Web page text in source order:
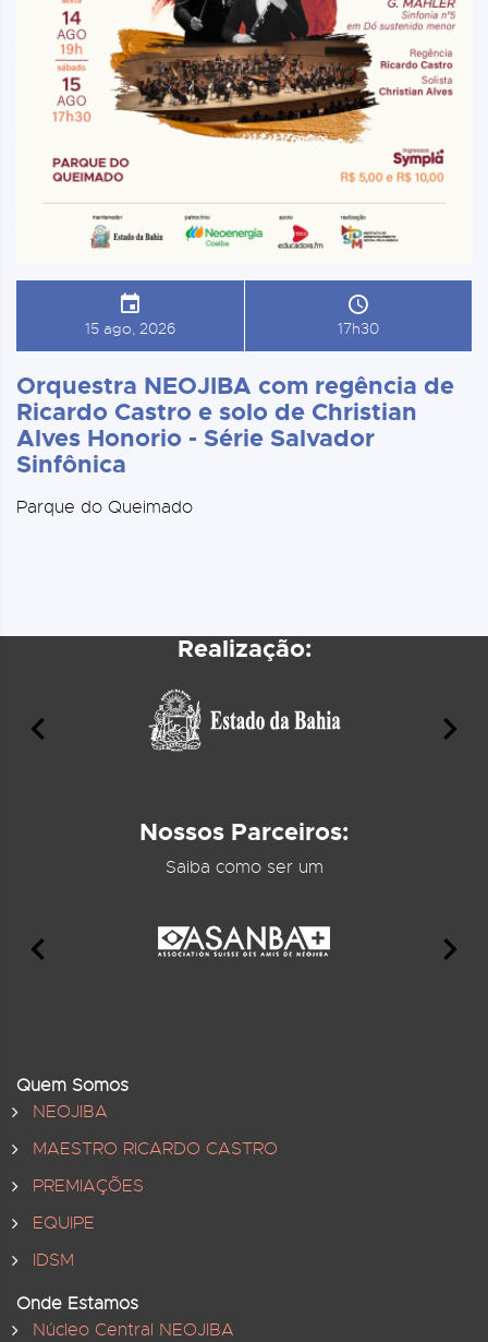
15 ago, 2026 17h30
Orquestra NEOJIBA com regência de
Ricardo Castro e solo de Christian
Alves Honorio - Série Salvador
Sinfônica
Parque do Queimado
Realização:
Nossos Parceiros:
Saiba como ser um
Quem Somos
NEOJIBA
MAESTRO RICARDO CASTRO
PREMIAÇÕES
EQUIPE
IDSM
Onde Estamos
Núcleo Central NEOJIBA